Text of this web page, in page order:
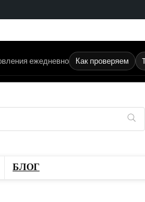
ежедневно Как проверяем
БЛОГ